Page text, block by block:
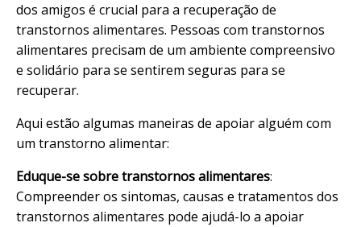
dos amigos é crucial para a recuperação de
transtornos alimentares. Pessoas com transtornos
alimentares precisam de um ambiente compreensivo
e solidário para se sentirem seguras para se
recuperar.
Aqui estão algumas maneiras de apoiar alguém com
um transtorno alimentar:
Eduque-se sobre transtornos alimentares:
Compreender os sintomas, causas e tratamentos dos
transtornos alimentares pode ajudá-lo a apoiar